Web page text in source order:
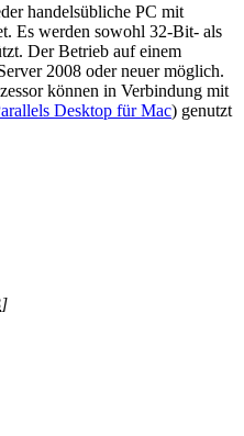
handelsübliche PC mit
Es werden sowohl 32-Bit- als
Der Betrieb auf einem
2008 oder neuer möglich.
können in Verbindung mit
Desktop für Mac) genutzt
]